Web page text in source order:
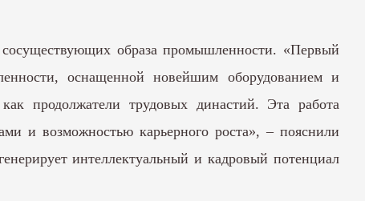
образа промышленности. «Первый
оснащенной новейшим оборудованием и
продолжатели трудовых династий. Эта работа
и возможностью карьерного роста», – пояснили
интеллектуальный и кадровый потенциал